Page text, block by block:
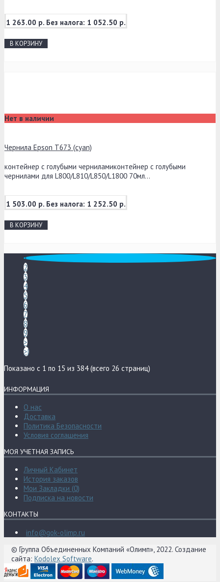
1 263.00 р. Без налога: 1 052.50 р.
В КОРЗИНУ
Нет в наличии
Чернила Epson T673 (cyan)
контейнер с голубыми черниламиконтейнер с голубыми
чернилами для L800/L810/L850/L1800 70мл...
1 503.00 р. Без налога: 1 252.50 р.
В КОРЗИНУ
1
2
3
4
5
6
7
8
9
>
>|
Показано с 1 по 15 из 384 (всего 26 страниц)
ИНФОРМАЦИЯ
О нас
Доставка
Политика Безопасности
Условия соглашения
МОЯ УЧЕТНАЯ ЗАПИСЬ
Личный Кабинет
История заказов
Мои Закладки (0)
Подписка на новости
КОНТАКТЫ
info@gok-olimp.ru
© Группа Объединенных Компаний «Олимп», 2022. Создание
сайта: Kodolex Software.